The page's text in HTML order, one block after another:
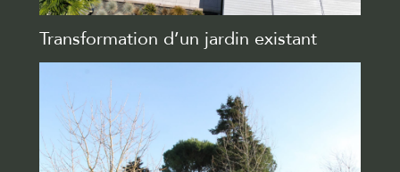
Transformation d’un jardin existant